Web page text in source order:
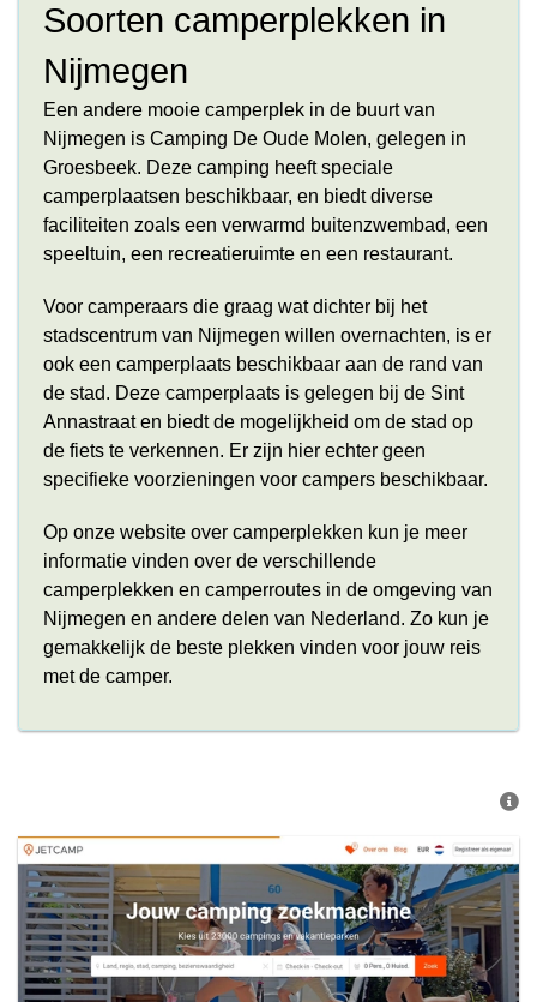
Soorten camperplekken in
Nijmegen
Een andere mooie camperplek in de buurt van
Nijmegen is Camping De Oude Molen, gelegen in
Groesbeek. Deze camping heeft speciale
camperplaatsen beschikbaar, en biedt diverse
faciliteiten zoals een verwarmd buitenzwembad, een
speeltuin, een recreatieruimte en een restaurant.
Voor camperaars die graag wat dichter bij het
stadscentrum van Nijmegen willen overnachten, is er
ook een camperplaats beschikbaar aan de rand van
de stad. Deze camperplaats is gelegen bij de Sint
Annastraat en biedt de mogelijkheid om de stad op
de fiets te verkennen. Er zijn hier echter geen
specifieke voorzieningen voor campers beschikbaar.
Op onze website over camperplekken kun je meer
informatie vinden over de verschillende
camperplekken en camperroutes in de omgeving van
Nijmegen en andere delen van Nederland. Zo kun je
gemakkelijk de beste plekken vinden voor jouw reis
met de camper.